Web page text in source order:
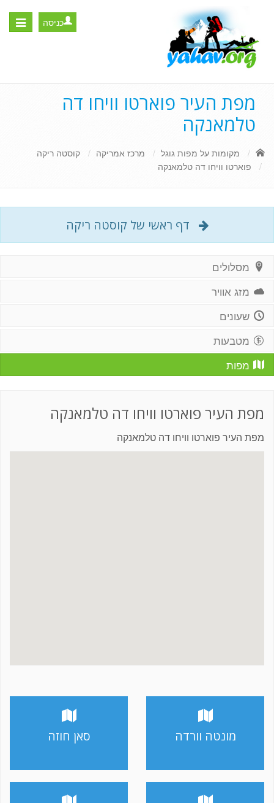
Toggle
כניסה
מפת העיר פוארטו וויחו דה
טלמאנקה
מקומות על מפות גוגל מרכז אמריקה
קוסטה ריקה
פוארטו וויחו דה טלמאנקה
דף ראשי של קוסטה ריקה
מסלולים
מזג אוויר
שעונים
מטבעות
מפות
מפת העיר פוארטו וויחו דה טלמאנקה
מפת העיר פוארטו וויחו דה טלמאנקה
מונטה וורדה סאן חוזה